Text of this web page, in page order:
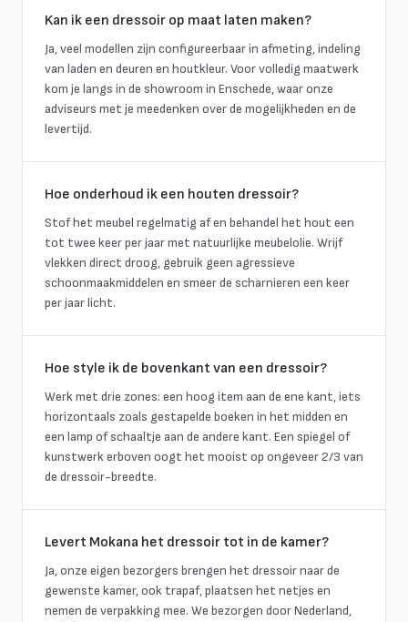
Kan ik een dressoir op maat laten maken?
Ja, veel modellen zijn configureerbaar in afmeting, indeling
van laden en deuren en houtkleur. Voor volledig maatwerk
kom je langs in de showroom in Enschede, waar onze
adviseurs met je meedenken over de mogelijkheden en de
levertijd.
Hoe onderhoud ik een houten dressoir?
Stof het meubel regelmatig af en behandel het hout een
tot twee keer per jaar met natuurlijke meubelolie. Wrijf
vlekken direct droog, gebruik geen agressieve
schoonmaakmiddelen en smeer de scharnieren een keer
per jaar licht.
Hoe style ik de bovenkant van een dressoir?
Werk met drie zones: een hoog item aan de ene kant, iets
horizontaals zoals gestapelde boeken in het midden en
een lamp of schaaltje aan de andere kant. Een spiegel of
kunstwerk erboven oogt het mooist op ongeveer 2/3 van
de dressoir-breedte.
Levert Mokana het dressoir tot in de kamer?
Ja, onze eigen bezorgers brengen het dressoir naar de
gewenste kamer, ook trapaf, plaatsen het netjes en
nemen de verpakking mee. We bezorgen door Nederland,